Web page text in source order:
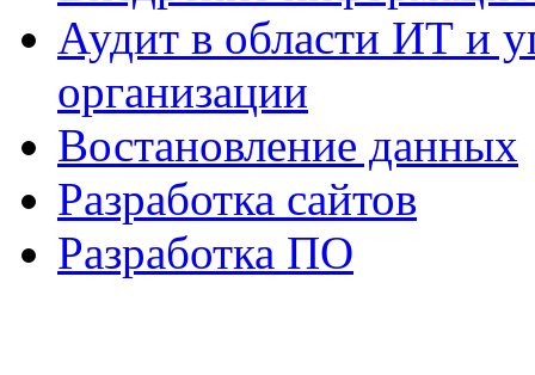
Аудит в области ИТ и
организации
Востановление данных
Разработка сайтов
Разработка ПО